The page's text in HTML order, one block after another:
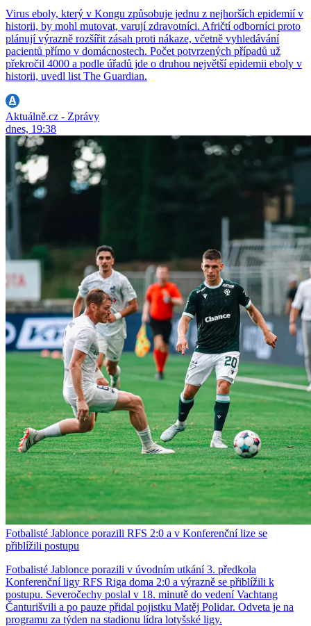
Virus eboly, který v Kongu způsobuje jednu z nejhorších epidemií v
historii, by mohl mutovat, varují zdravotníci. Afričtí odborníci proto
plánují výrazně rozšířit zásah proti nákaze, včetně vyhledávání
pacientů přímo v domácnostech. Počet potvrzených případů už
překročil 4000 a podle úřadů jde o druhou největší epidemii eboly v
historii, uvedl list The Guardian.
Aktuálně.cz - Zprávy
dnes, 19:38
Fotbalisté Jablonce porazili RFS 2:0 a v Konferenční lize se
přiblížili postupu
Fotbalisté Jablonce porazili v úvodním utkání 3. předkola
Konferenční ligy RFS Riga doma 2:0 a výrazně se přiblížili k
postupu. Severočechy poslal v 18. minutě do vedení Vachtang
Čanturišvili a po pauze přidal pojistku Matěj Polidar. Odveta je na
programu za týden na stadionu lídra lotyšské ligy.